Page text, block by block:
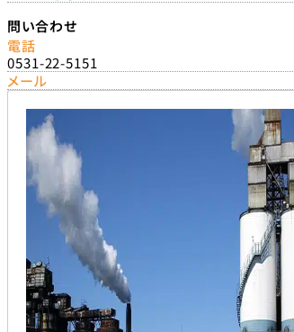
問い合わせ
電話
0531-22-5151
メール